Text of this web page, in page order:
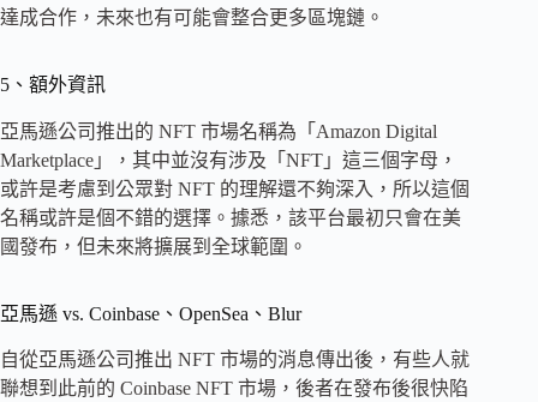
達成合作，未來也有可能會整合更多區塊鏈。
5、額外資訊
亞馬遜公司推出的 NFT 市場名稱為「Amazon Digital
Marketplace」，其中並沒有涉及「NFT」這三個字母，
或許是考慮到公眾對 NFT 的理解還不夠深入，所以這個
名稱或許是個不錯的選擇。據悉，該平台最初只會在美
國發布，但未來將擴展到全球範圍。
亞馬遜 vs. Coinbase、OpenSea、Blur
自從亞馬遜公司推出 NFT 市場的消息傳出後，有些人就
聯想到此前的 Coinbase NFT 市場，後者在發布後很快陷